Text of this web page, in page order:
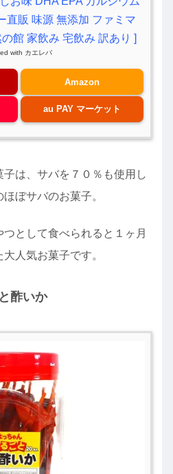
直販 味源 無添加 ファミマ
館 家飲み 宅飲み 訳あり ]
with カエレバ
Amazon
au PAY マーケット
は、サバを７０％も使用し
ぼサバのお菓子。
として食べられると１ヶ月
人気お菓子です。
酢いか